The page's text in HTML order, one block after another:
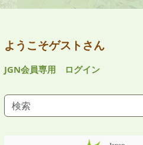
ようこそゲストさん
JGN会員専用 ログイン